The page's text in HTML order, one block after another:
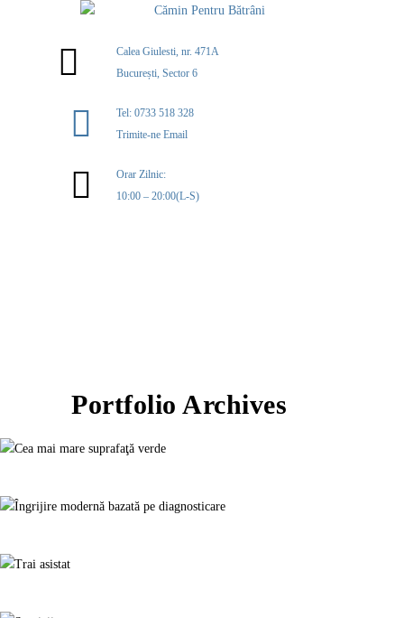
Calea Giulesti, nr. 471A
București, Sector 6
Tel: 0733 518 328
Trimite-ne Email
Orar Zilnic:
10:00 – 20:00(L-S)
Portfolio Archives